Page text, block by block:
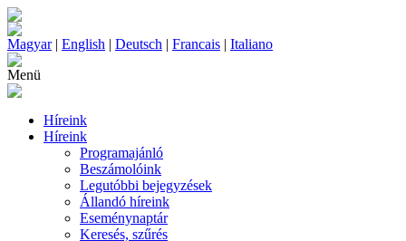
Magyar| English | Deutsch | Francais | Italiano
Menü
Híreink
Híreink
Programajánló
Beszámolóink
Legutóbbi bejegyzések
Állandó híreink
Eseménynaptár
Keresés, szűrés